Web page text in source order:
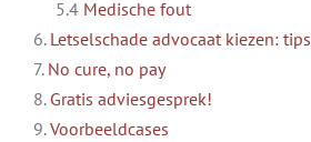
5.4 Medische fout
6. Letselschade advocaat kiezen: tips
7. No cure, no pay
8. Gratis adviesgesprek!
9.Voorbeeldcases